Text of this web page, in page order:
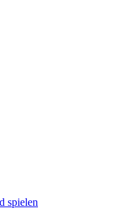
spielen